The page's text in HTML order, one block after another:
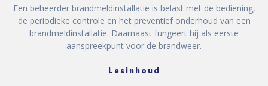
Een beheerder brandmeldinstallatie is belast met de bediening,
de periodieke controle en het preventief onderhoud van een
brandmeldinstallatie. Daarnaast fungeert hij als eerste
aanspreekpunt voor de brandweer.
Lesinhoud